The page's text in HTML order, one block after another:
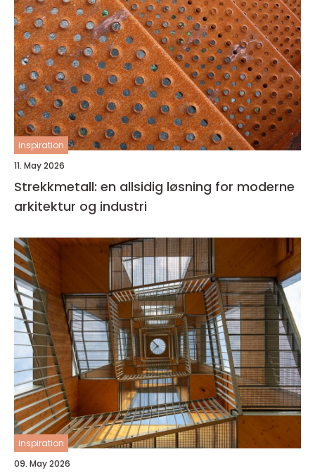
inspiration
11. May 2026
Strekkmetall: en allsidig løsning for moderne
arkitektur og industri
inspiration
09. May 2026